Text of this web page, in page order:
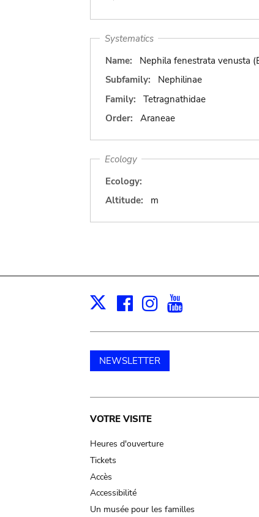
Systematics
Name:
Nephila fenestrata venusta
Subfamily:
Nephilinae
Family:
Tetragnathidae
Order:
Araneae
Ecology
Ecology:
Altitude:
m
X Facebook
Instagram
NEWSLETTER
Main
navigation
VOTRE VISITE
Heures d'ouverture
Tickets
Accès
Accessibilité
Un musée pour les familles